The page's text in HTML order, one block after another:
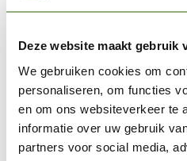
Deze website maakt gebruik
We gebruiken cookies om
personaliseren, om functies
en om ons websiteverkeer te
informatie over uw gebruik
partners voor social media,
TABLETOP-ART
Tabletop-Art
stockade 28mm -
TTA800015
Op voorraad